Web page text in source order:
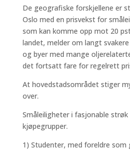
De geografiske forskjellene er
Oslo med en prisvekst for
som kan komme opp mot 20
landet, melder om langt
og byer med mange
det fortsatt fare for regelrett
At hovedstadsområdet stiger
over.
Småleiligheter i fasjonable
kjøpegrupper.
1) Studenter, med foreldre som